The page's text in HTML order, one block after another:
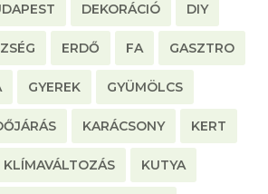
DEKORÁCIÓ DIY
ERDŐ FA GASZTRO
GYEREK GYÜMÖLCS
KARÁCSONY KERT
KLÍMAVÁLTOZÁS KUTYA